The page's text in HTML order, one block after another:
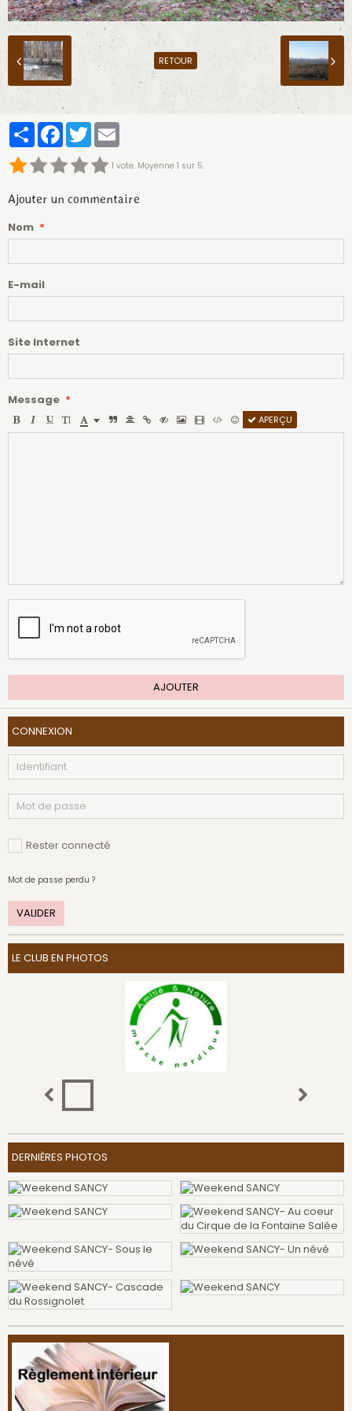
RETOUR
PartagerFacebook
Twitter
1 vote. Moyenne 1 sur 5.
Ajouter un commentaire
Nom
E-mail
Site Internet
Message
APERÇU
AJOUTER
CONNEXION
Rester connecté
Mot de passe perdu ?
VALIDER
LE CLUB EN PHOTOS
DERNIÈRES PHOTOS